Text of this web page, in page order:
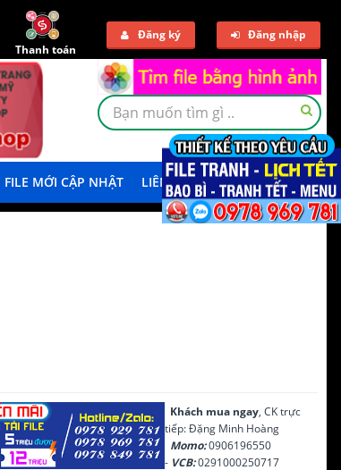
Thanh toán
Đăng ký Đăng nhập
FILE MỚI CẬP NHẬT LIÊN HỆ TẢI DEMO
Khách mua ngay, CK trực
tiếp: Đặng Minh Hoàng
Momo:0906196550
- VCB:0291000250717